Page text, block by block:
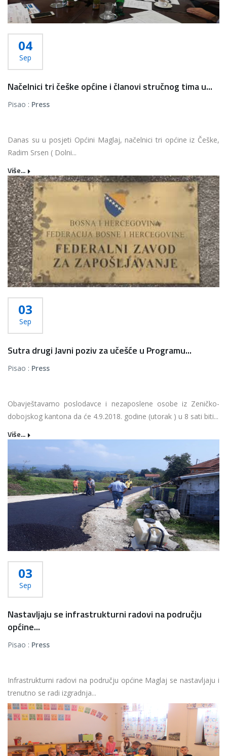
04
Sep
Načelnici tri češke općine i članovi stručnog tima u...
Pisao : Press
Danas su u posjeti Općini Maglaj, načelnici tri općine iz Češke,
Radim Srsen ( Dolni...
Više...
03
Sep
Sutra drugi Javni poziv za učešće u Programu...
Pisao : Press
Obavještavamo poslodavce i nezaposlene osobe iz Zeničko-
dobojskog kantona da će 4.9.2018. godine (utorak ) u 8 sati biti...
Više...
03
Sep
Nastavljaju se infrastrukturni radovi na području
općine...
Pisao : Press
Infrastrukturni radovi na području općine Maglaj se nastavljaju i
trenutno se radi izgradnja...
Više...